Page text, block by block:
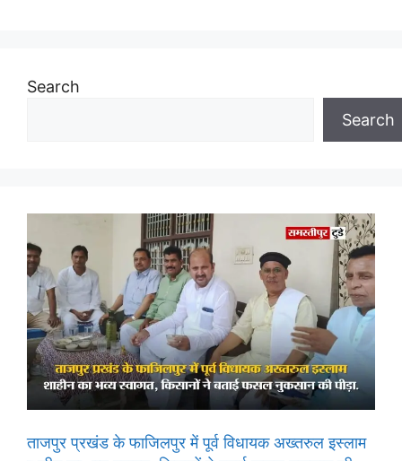
Search
Search
ताजपुर प्रखंड के फाजिलपुर में पूर्व विधायक अख्तरुल इस्लाम